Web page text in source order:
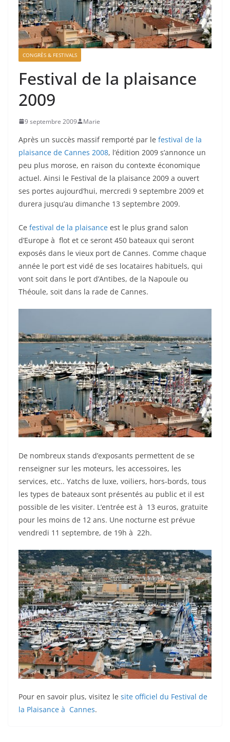
CONGRÈS & FESTIVALS
Festival de la plaisance
2009
9 septembre 2009 Marie
Après un succès massif remporté par le festival de la
plaisance de Cannes 2008, l’édition 2009 s’annonce un
peu plus morose, en raison du contexte économique
actuel. Ainsi le Festival de la plaisance 2009 a ouvert
ses portes aujourd’hui, mercredi 9 septembre 2009 et
durera jusqu’au dimanche 13 septembre 2009.
Ce festival de la plaisance est le plus grand salon
d’Europe à flot et ce seront 450 bateaux qui seront
exposés dans le vieux port de Cannes. Comme chaque
année le port est vidé de ses locataires habituels, qui
vont soit dans le port d’Antibes, de la Napoule ou
Théoule, soit dans la rade de Cannes.
De nombreux stands d’exposants permettent de se
renseigner sur les moteurs, les accessoires, les
services, etc.. Yatchs de luxe, voiliers, hors-bords, tous
les types de bateaux sont présentés au public et il est
possible de les visiter. L’entrée est à 13 euros, gratuite
pour les moins de 12 ans. Une nocturne est prévue
vendredi 11 septembre, de 19h à 22h.
Pour en savoir plus, visitez le site officiel du Festival de
la Plaisance à Cannes.